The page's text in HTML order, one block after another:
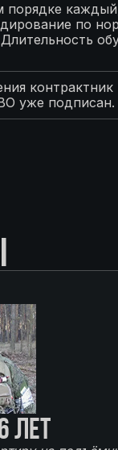
порядке
по
уже подписан.
лет